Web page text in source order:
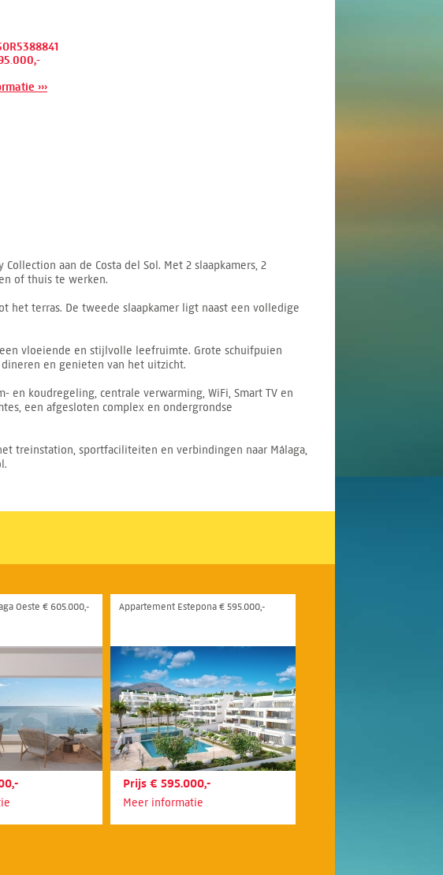
›››
aan de Costa del Sol. Met 2 slaapkamers, 2
of thuis te werken.
het terras. De tweede slaapkamer ligt naast een volledige
vloeiende en stijlvolle leefruimte. Grote schuifpuien
en genieten van het uitzicht.
koudregeling, centrale verwarming, WiFi, Smart TV en
een afgesloten complex en ondergrondse
treinstation, sportfaciliteiten en verbindingen naar Málaga,
Oeste € 605.000,- Appartement Estepona € 595.000,-
Prijs € 595.000,-
Meer informatie